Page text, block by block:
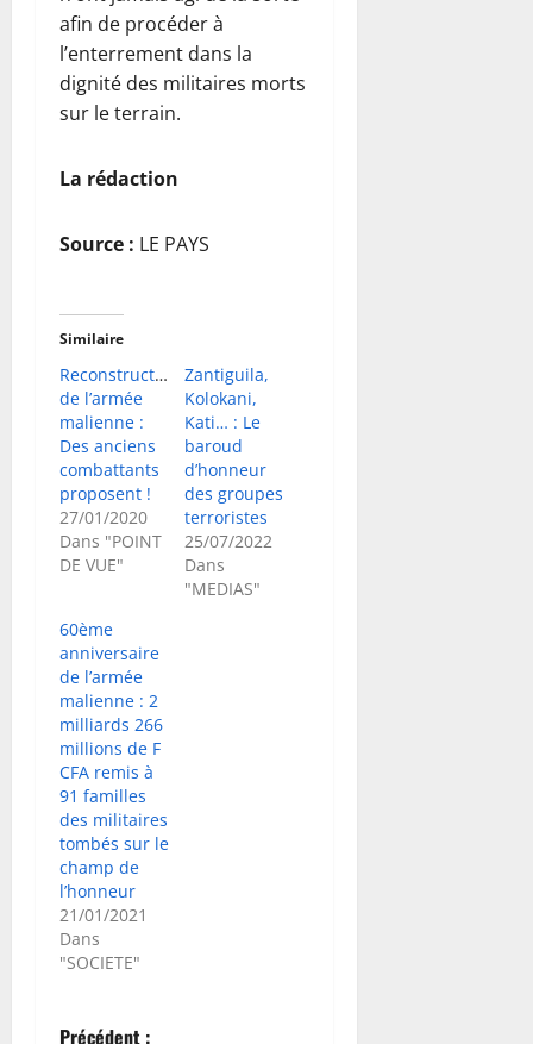
afin de procéder à
l’enterrement dans la
dignité des militaires morts
sur le terrain.
La rédaction
Source : LE PAYS
Similaire
Reconstruction
de l’armée
malienne :
Des anciens
combattants
proposent !
27/01/2020
Dans "POINT
DE VUE"
Zantiguila,
Kolokani,
Kati… : Le
baroud
d’honneur
des groupes
terroristes
25/07/2022
Dans
"MEDIAS"
60ème
anniversaire
de l’armée
malienne : 2
milliards 266
millions de F
CFA remis à
91 familles
des militaires
tombés sur le
champ de
l’honneur
21/01/2021
Dans
"SOCIETE"
Précédent :